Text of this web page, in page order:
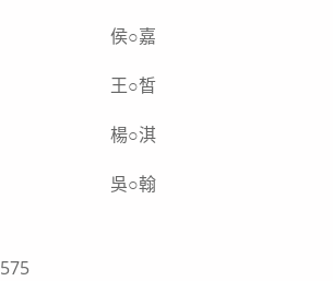
侯○嘉
王○皙
楊○淇
吳○翰
575